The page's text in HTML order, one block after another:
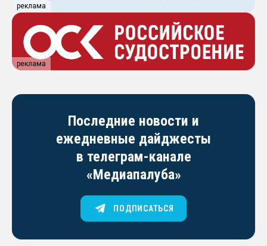
реклама
реклама
Последние новости и
ежедневные дайджесты
в телеграм-канале
«Медиапалуба»
ПОДПИСАТЬСЯ